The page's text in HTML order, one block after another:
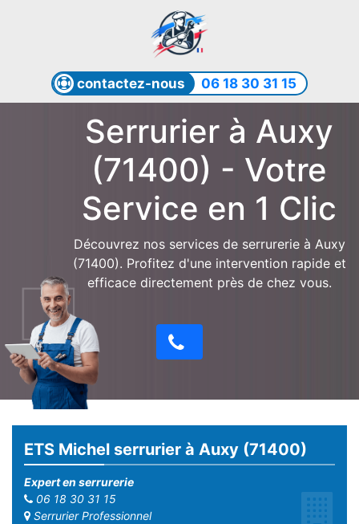
contactez-nous 06 18 30 31 15
Serrurier à Auxy
(71400) - Votre
Service en 1 Clic
Découvrez nos services de serrurerie à Auxy
(71400). Profitez d'une intervention rapide et
efficace directement près de chez vous.
ETS Michel serrurier à Auxy (71400)
Expert en serrurerie
06 18 30 31 15
Serrurier Professionnel